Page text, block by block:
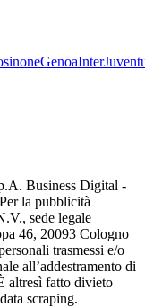
GenoaInter
Business Digital -
la pubblicità
sede legale
46, 20093 Cologno
trasmessi e/o
all’addestramento di
altresì fatto divieto
scraping.